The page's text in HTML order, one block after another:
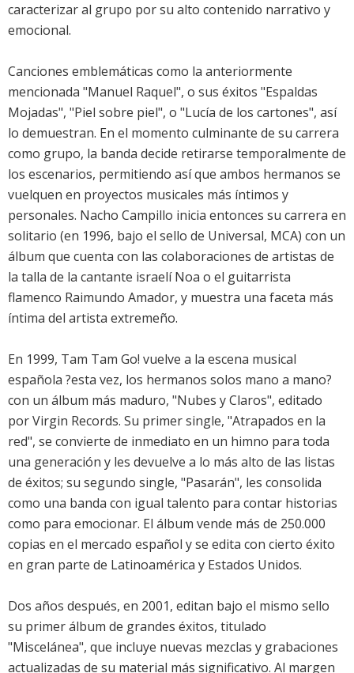
caracterizar al grupo por su alto contenido narrativo y
emocional.
Canciones emblemáticas como la anteriormente
mencionada "Manuel Raquel", o sus éxitos "Espaldas
Mojadas", "Piel sobre piel", o "Lucía de los cartones", así
lo demuestran. En el momento culminante de su carrera
como grupo, la banda decide retirarse temporalmente de
los escenarios, permitiendo así que ambos hermanos se
vuelquen en proyectos musicales más íntimos y
personales. Nacho Campillo inicia entonces su carrera en
solitario (en 1996, bajo el sello de Universal, MCA) con un
álbum que cuenta con las colaboraciones de artistas de
la talla de la cantante israelí Noa o el guitarrista
flamenco Raimundo Amador, y muestra una faceta más
íntima del artista extremeño.
En 1999, Tam Tam Go! vuelve a la escena musical
española ?esta vez, los hermanos solos mano a mano?
con un álbum más maduro, "Nubes y Claros", editado
por Virgin Records. Su primer single, "Atrapados en la
red", se convierte de inmediato en un himno para toda
una generación y les devuelve a lo más alto de las listas
de éxitos; su segundo single, "Pasarán", les consolida
como una banda con igual talento para contar historias
como para emocionar. El álbum vende más de 250.000
copias en el mercado español y se edita con cierto éxito
en gran parte de Latinoamérica y Estados Unidos.
Dos años después, en 2001, editan bajo el mismo sello
su primer álbum de grandes éxitos, titulado
"Miscelánea", que incluye nuevas mezclas y grabaciones
actualizadas de su material más significativo. Al margen